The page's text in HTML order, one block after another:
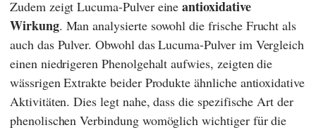
Zudem zeigt Lucuma-Pulver eineantioxidative
Wirkung. Man analysierte sowohl die frische Frucht als
auch das Pulver. Obwohl das Lucuma-Pulver im Vergleich
einen niedrigeren Phenolgehalt aufwies, zeigten die
wässrigen Extrakte beider Produkte ähnliche antioxidative
Aktivitäten. Dies legt nahe, dass die spezifische Art der
phenolischen Verbindung womöglich wichtiger für die